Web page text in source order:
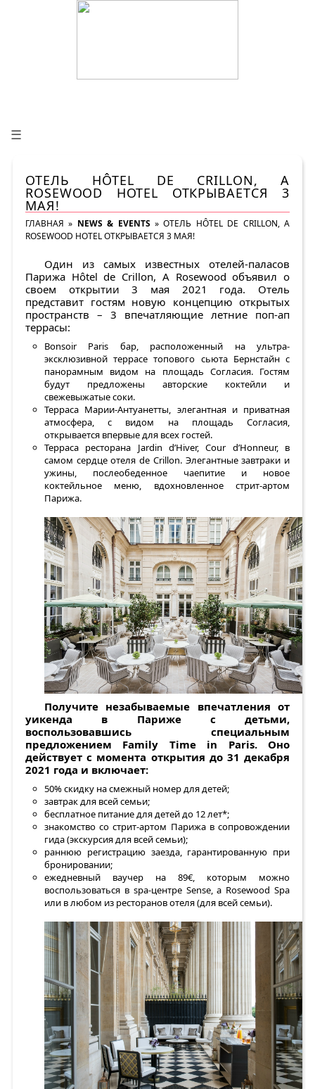
☰
ОТЕЛЬ HÔTEL DE CRILLON, A
ROSEWOOD HOTEL ОТКРЫВАЕТСЯ 3
МАЯ!
ГЛАВНАЯ » NEWS & EVENTS »ОТЕЛЬ HÔTEL DE CRILLON, A
ROSEWOOD HOTEL ОТКРЫВАЕТСЯ 3 МАЯ!
Один из самых известных отелей-паласов
Парижа Hôtel de Crillon, A Rosewood объявил о
своем открытии 3 мая 2021 года. Отель
представит гостям новую концепцию открытых
пространств – 3 впечатляющие летние поп-ап
террасы:
Bonsoir Paris бар, расположенный на ультра-
эксклюзивной террасе топового сьюта Бернстайн с
панорамным видом на площадь Согласия. Гостям
будут предложены авторские коктейли и
свежевыжатые соки.
Терраса Марии-Антуанетты, элегантная и приватная
атмосфера, с видом на площадь Согласия,
открывается впервые для всех гостей.
Терраса ресторана Jardin d’Hiver, Cour d’Honneur, в
самом сердце отеля de Crillon. Элегантные завтраки и
ужины, послеобеденное чаепитие и новое
коктейльное меню, вдохновленное стрит-артом
Парижа.
Получите незабываемые впечатления от
уикенда в Париже с детьми,
воспользовавшись специальным
предложением Family
Time in
Paris. Оно
действует с момента открытия до 31 декабря
2021 года и включает:
50% скидку на смежный номер для детей;
завтрак для всей семьи;
бесплатное питание для детей до 12 лет*;
знакомство со стрит-артом Парижа в сопровождении
гида (экскурсия для всей семьи);
раннюю регистрацию заезда, гарантированную при
бронировании;
ежедневный ваучер на 89€, которым можно
воспользоваться в spa-центре Sense, a Rosewood Spa
или в любом из ресторанов отеля (для всей семьи).